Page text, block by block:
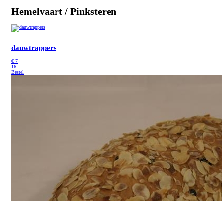
Hemelvaart / Pinksteren
dauwtrappers
€ 7
16
Bestel